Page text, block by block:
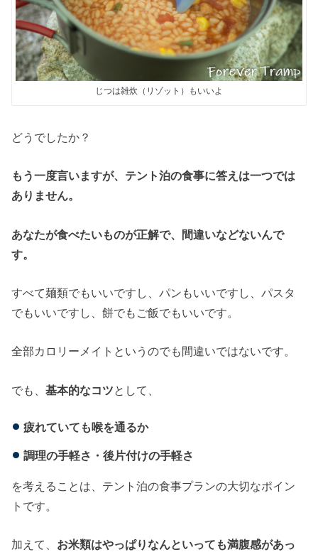
じつは雑炊（リゾット）もいいよ
どうでしたか？
もう一度言いますが、テント泊の食事に答えは一つでは
ありません。
あなたが食べたいものが正解で、間違いなどないんで
す。
すべて麺類でもいいですし、パンもいいですし、パスタ
でもいいですし、餅でもご飯でもいいです。
全部カロリーメイトというのでも間違いではないです。
でも、基本的なコツとして、
疲れていても喉を通るか
調理の手軽さ・後片付けの手軽さ
を考えることは、テント泊の食事プランの大切なポイン
トです。
加えて、 お米類はやっぱりなんといっても満腹感があっ